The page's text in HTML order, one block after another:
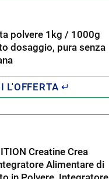
polvere 1kg / 1000g
dosaggio, pura senza
Creatine Crea
Alimentare di